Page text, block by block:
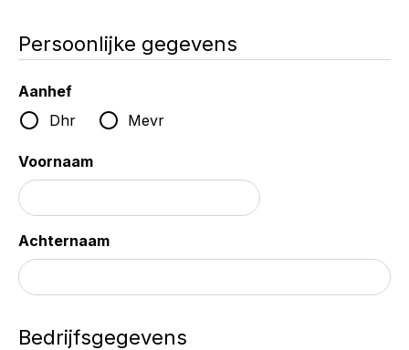
Persoonlijke gegevens
Aanhef
Dhr
Mevr
Voornaam
Achternaam
Bedrijfsgegevens